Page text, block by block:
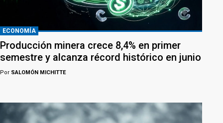
ECONOMÍA
Producción minera crece 8,4% en primer
semestre y alcanza récord histórico en junio
Por SALOMÓN MICHITTE